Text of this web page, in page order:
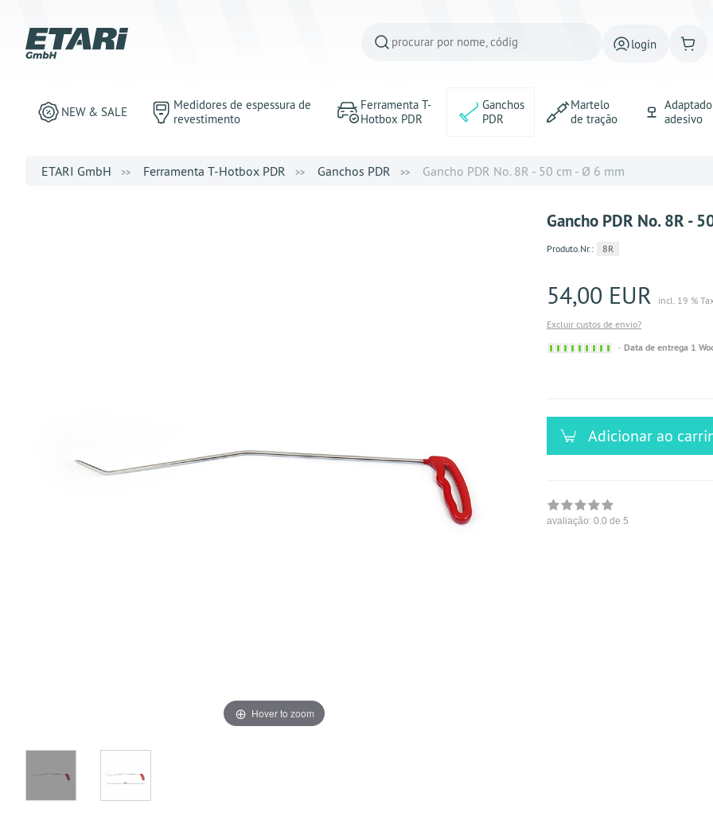
login
NEW & SALE
Medidores de espessura de
revestimento
Ferramenta T-
Hotbox PDR
Ganchos
PDR
Martelo
de tração
adesivo
ETARI GmbH Ferramenta T-Hotbox PDR Ganchos PDR Gancho PDR No. 8R - 50 cm - Ø 6 mm
Hover to zoom
Gancho PDR No. 8R -
Produto.Nr.: 8R
54,00 EUR
incl. 19 %
Excluir custos de envio?
Sofort
Data de entrega 1
Adicionar ao
avaliação: 0.0 de 5